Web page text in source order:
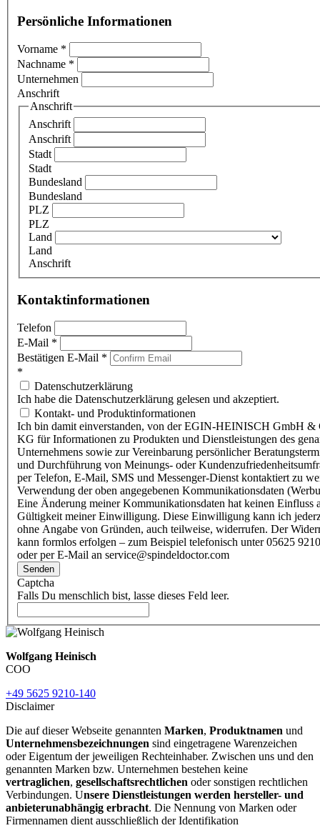
Persönliche Informationen
Vorname *
Nachname *
Unternehmen
Anschrift
Anschrift
Anschrift
Anschrift
Stadt
Stadt
Bundesland
Bundesland
PLZ
PLZ
Land
Land
Anschrift
Kontaktinformationen
Telefon
E-Mail *
Bestätigen E-Mail *
*
Datenschutzerklärung
Ich habe die Datenschutzerklärung gelesen und akzeptiert.
Kontakt- und Produktinformationen
Ich bin damit einverstanden, von der EGIN-HEINISCH GmbH &
KG für Informationen zu Produkten und Dienstleistungen des
Unternehmens sowie zur Vereinbarung persönlicher
und Durchführung von Meinungs- oder
per Telefon, E-Mail, SMS und Messenger-Dienst kontaktiert zu
Verwendung der oben angegebenen Kommunikationsdaten
Eine Änderung meiner Kommunikationsdaten hat keinen Einfluss
Gültigkeit meiner Einwilligung. Diese Einwilligung kann ich
ohne Angabe von Gründen, auch teilweise, widerrufen. Der
kann formlos erfolgen – zum Beispiel telefonisch unter 05625
oder per E-Mail an service@spindeldoctor.com
Senden
Captcha
Falls Du menschlich bist, lasse dieses Feld leer.
Wolfgang Heinisch
COO
+49 5625 9210-140
Disclaimer
Die auf dieser Webseite genannten Marken, Produktnamen und
Unternehmensbezeichnungen sind eingetragene Warenzeichen
oder Eigentum der jeweiligen Rechteinhaber. Zwischen uns und den
genannten Marken bzw. Unternehmen bestehen keine
vertraglichen, gesellschaftsrechtlichen oder sonstigen rechtlichen
Verbindungen. Unsere Dienstleistungen werden hersteller- und
anbieterunabhängig erbracht. Die Nennung von Marken oder
Firmennamen dient ausschließlich der Identifikation